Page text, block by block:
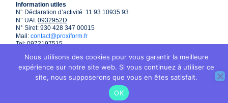
Information utiles
N° Déclaration d’activité: 11 93 10935 93
N° UAI: 0932952D
N° Siret: 930 428 347 00015
Mail: contact@proxiform.fr
Tel: 0972197515
Nous utilisons des cookies pour vous garantir la meilleure
expérience sur notre site web. Si vous continuez à utiliser ce
site, nous supposerons que vous en êtes satisfait.
OK